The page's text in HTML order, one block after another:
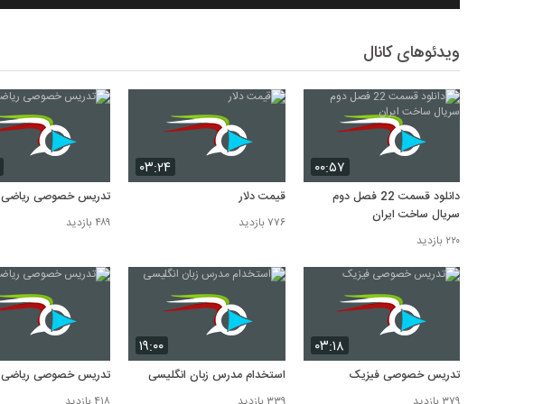
ویدئوهای کانال
۰۰:۵۷
دانلود قسمت 22 فصل دوم
سریال ساخت ایران
۲۲۰ بازدید
۰۳:۲۴
قیمت دلار
۷۷۶ بازدید
تدریس خصوصی ریاضی 3
۴۸۹ بازدید
۰۳:۱۸
تدریس خصوصی فیزیک
۱۹:۰۰
استخدام مدرس زبان انگلیسی تدریس خصوصی ریاضی